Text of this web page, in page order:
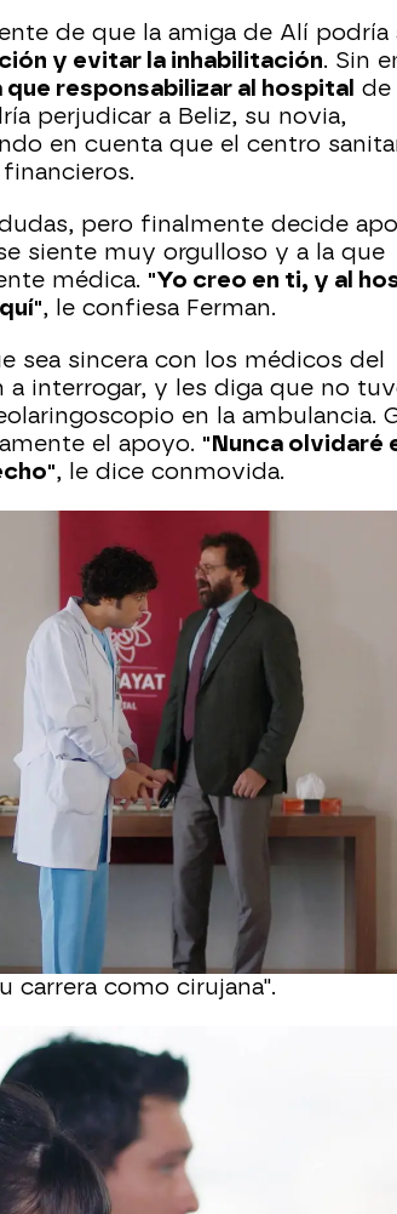
de que la amiga de Alí podría
y evitar la inhabilitación. Sin
responsabilizar al hospital de
perjudicar a Beliz, su novia,
en cuenta que el centro
pero finalmente decide
siente muy orgulloso y a la que
médica. "Yo creo en ti, y al
, le confiesa Ferman.
sea sincera con los médicos del
a interrogar, y les diga que no
en la ambulancia.
el apoyo. "Nunca olvidaré
, le dice conmovida.
Alí aparece para presentar a
con los logros de Nazli
a la joven de la que está
y les asegura que, de haber
habría hecho todo por
médicos le preguntan a Nazli si
la joven
al hospital y usa el silencio
le comunica que ha sido
culpado al centro durante su
Adil le advierte con seriedad:
ir con pies de plomo.
Otro
carrera como cirujana".